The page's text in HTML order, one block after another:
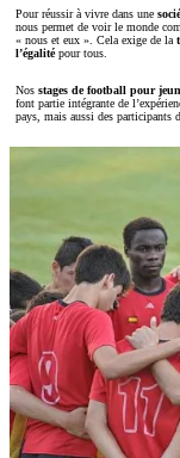
Pour réussir à vivre dans une
nous permet de voir le monde
« nous et eux ». Cela exige de la
l’égalitépour tous.
Nos stages de football pour
font partie intégrante de
pays, mais aussi des participants